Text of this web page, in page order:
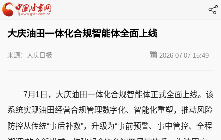
大庆油田一体化合规智能体全面上线
2026-07-07 15:49
来源：大庆日报
7月1日，大庆油田一体化合规智能体正式全面上线。该
系统实现油田经营合规管理数字化、智能化重塑，推动风险
防控从传统“事后补救”，升级为“事前预警、事中管控、全程